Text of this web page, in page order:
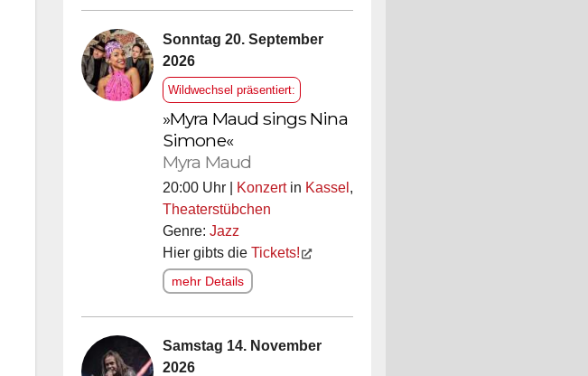
Sonntag 20. September
2026
Wildwechsel präsentiert:
»Myra Maud sings Nina
Simone«
Myra Maud
20:00 Uhr | Konzertin Kassel ,
Theaterstübchen
Genre: Jazz
Hier gibts die Tickets!
mehr Details
Samstag 14. November
2026